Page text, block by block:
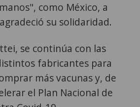
como México, a
su solidaridad.
se continúa con las
fabricantes para
más vacunas y, de
el Plan Nacional de